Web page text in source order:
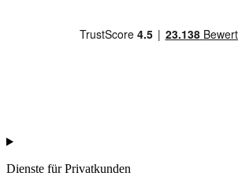
Dienste für Privatkunden